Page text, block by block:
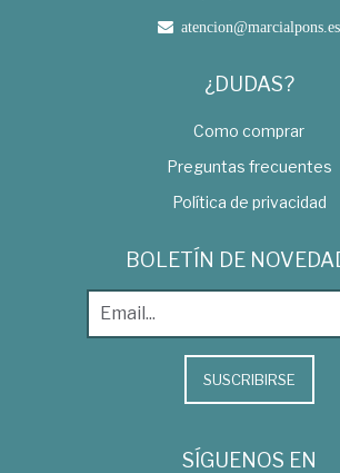
atencion@marcialpons.es
¿DUDAS?
Como comprar
Preguntas frecuentes
Política de privacidad
BOLETÍN DE
SUSCRIBIRSE
SÍGUENOS EN